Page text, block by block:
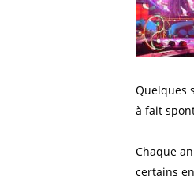
Quelques
à fait
Chaque
certains